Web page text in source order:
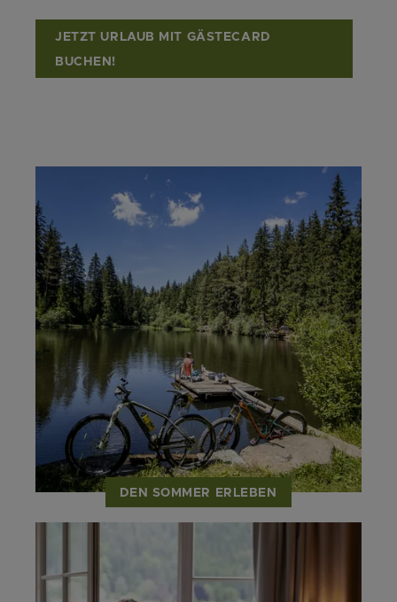
JETZT URLAUB MIT GÄSTECARD
BUCHEN!
DEN SOMMER ERLEBEN